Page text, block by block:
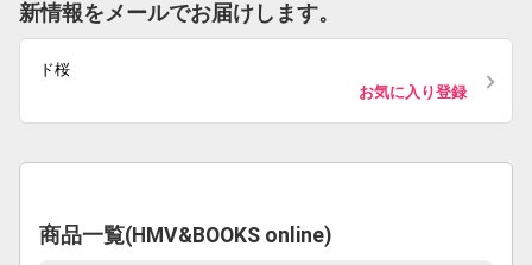
新情報をメールでお届けします。
ド桜
お気に入り登録
商品一覧(HMV&BOOKS online)